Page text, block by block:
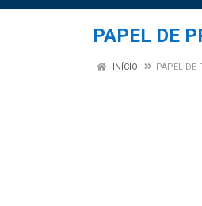
PAPEL DE
INÍCIO PAPEL DE